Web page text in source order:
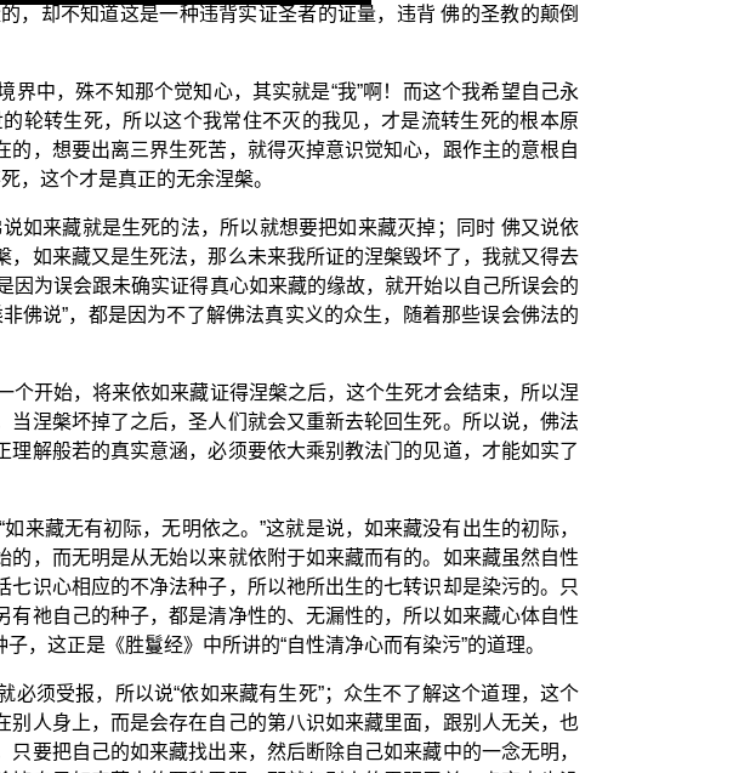
，却不知道这是一种违背实证圣者的证量，违背 佛的圣教的颠倒
中，殊不知那个觉知心，其实就是“我”啊！而这个我希望自己永
轮转生死，所以这个我常住不灭的我见，才是流转生死的根本原
，想要出离三界生死苦，就得灭掉意识觉知心，跟作主的意根自
，这个才是真正的无余涅槃。
如来藏就是生死的法，所以就想要把如来藏灭掉；同时 佛又说依
如来藏又是生死法，那么未来我所证的涅槃毁坏了，我就又得去
为误会跟未确实证得真心如来藏的缘故，就开始以自己所误会的
佛说”，都是因为不了解佛法真实义的众生，随着那些误会佛法的
开始，将来依如来藏证得涅槃之后，这个生死才会结束，所以涅
涅槃坏掉了之后，圣人们就会又重新去轮回生死。所以说，佛法
解般若的真实意涵，必须要依大乘别教法门的见道，才能如实了
来藏无有初际，无明依之。”这就是说，如来藏没有出生的初际，
，而无明是从无始以来就依附于如来藏而有的。如来藏虽然自性
识心相应的不净法种子，所以祂所出生的七转识却是染污的。只
祂自己的种子，都是清净性的、无漏性的，所以如来藏心体自性
，这正是《胜鬘经》中所讲的“自性清净心而有染污”的道理。
须受报，所以说“依如来藏有生死”；众生不了解这个道理，这个
人身上，而是会存在自己的第八识如来藏里面，跟别人无关，也
要把自己的如来藏找出来，然后断除自己如来藏中的一念无明，